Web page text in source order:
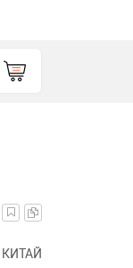
КИТАЙ